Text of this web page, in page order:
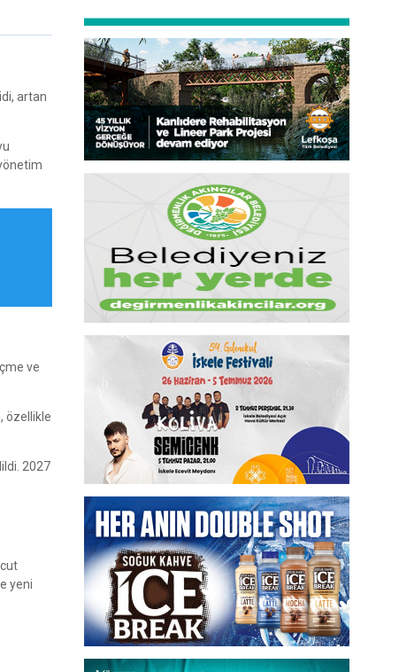
artan
ve
özellikle
2027
yeni